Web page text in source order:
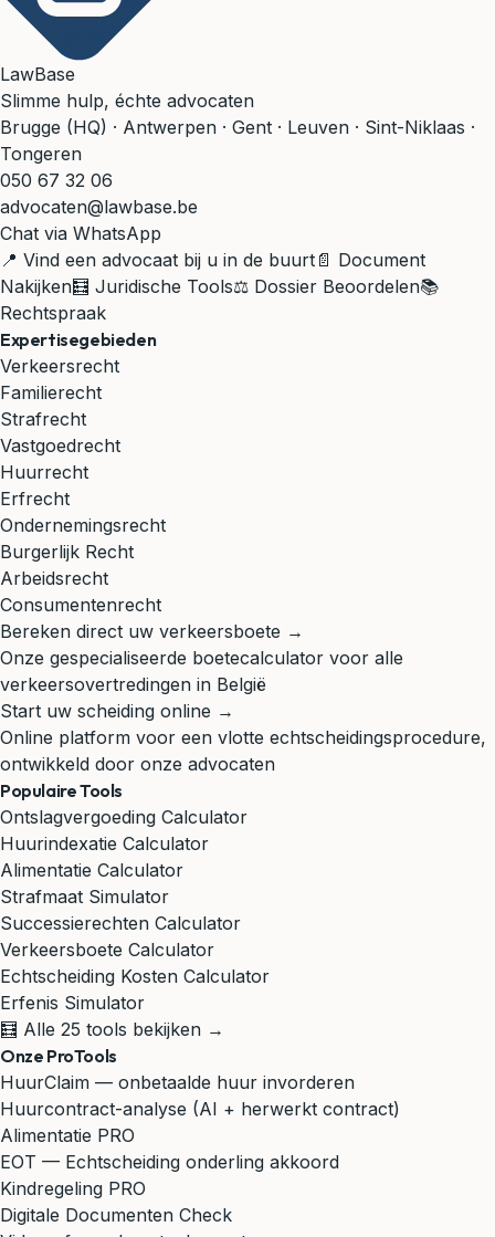
LawBase
Slimme hulp, échte advocaten
Brugge (HQ) · Antwerpen · Gent · Leuven · Sint-Niklaas ·
Tongeren
050 67 32 06
advocaten@lawbase.be
Chat via WhatsApp
📍 Vind een advocaat bij u in de buurt 📄 Document
Nakijken🧮 Juridische Tools⚖️ Dossier Beoordelen📚
Rechtspraak
Expertisegebieden
Verkeersrecht
Familierecht
Strafrecht
Vastgoedrecht
Huurrecht
Erfrecht
Ondernemingsrecht
Burgerlijk Recht
Arbeidsrecht
Consumentenrecht
Bereken direct uw verkeersboete →
Onze gespecialiseerde boetecalculator voor alle
verkeersovertredingen in België
Start uw scheiding online →
Online platform voor een vlotte echtscheidingsprocedure,
ontwikkeld door onze advocaten
Populaire Tools
Ontslagvergoeding Calculator
Huurindexatie Calculator
Alimentatie Calculator
Strafmaat Simulator
Successierechten Calculator
Verkeersboete Calculator
Echtscheiding Kosten Calculator
Erfenis Simulator
🧮 Alle 25 tools bekijken →
Onze ProTools
HuurClaim — onbetaalde huur invorderen
Huurcontract-analyse (AI + herwerkt contract)
Alimentatie PRO
EOT — Echtscheiding onderling akkoord
Kindregeling PRO
Digitale Documenten Check